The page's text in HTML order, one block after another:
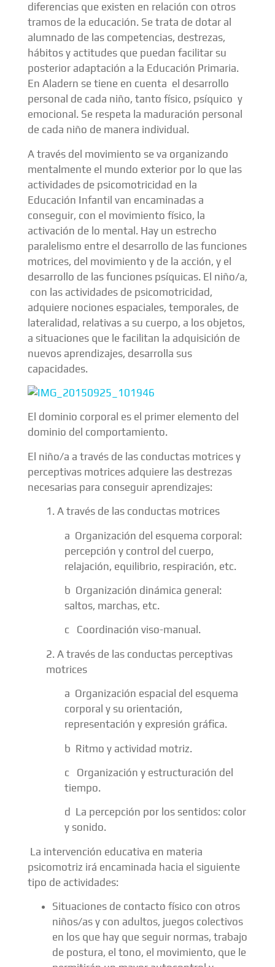
diferencias que existen en relación con otros
tramos de la educación. Se trata de dotar al
alumnado de las competencias, destrezas,
hábitos y actitudes que puedan facilitar su
posterior adaptación a la Educación Primaria.
En Aladern se tiene en cuenta el desarrollo
personal de cada niño, tanto físico, psíquico y
emocional. Se respeta la maduración personal
de cada niño de manera individual.
A través del movimiento se va organizando
mentalmente el mundo exterior por lo que las
actividades de psicomotricidad en la
Educación Infantil van encaminadas a
conseguir, con el movimiento físico, la
activación de lo mental. Hay un estrecho
paralelismo entre el desarrollo de las funciones
motrices, del movimiento y de la acción, y el
desarrollo de las funciones psíquicas. El niño/a,
con las actividades de psicomotricidad,
adquiere nociones espaciales, temporales, de
lateralidad, relativas a su cuerpo, a los objetos,
a situaciones que le facilitan la adquisición de
nuevos aprendizajes, desarrolla sus
capacidades.
El dominio corporal es el primer elemento del
dominio del comportamiento.
El niño/a a través de las conductas motrices y
perceptivas motrices adquiere las destrezas
necesarias para conseguir aprendizajes:
1. A través de las conductas motrices
a Organización del esquema corporal:
percepción y control del cuerpo,
relajación, equilibrio, respiración, etc.
b Organización dinámica general:
saltos, marchas, etc.
c Coordinación viso-manual.
2. A través de las conductas perceptivas
motrices
a Organización espacial del esquema
corporal y su orientación,
representación y expresión gráfica.
b Ritmo y actividad motriz.
c Organización y estructuración del
tiempo.
d La percepción por los sentidos: color
y sonido.
La intervención educativa en materia
psicomotriz irá encaminada hacia el siguiente
tipo de actividades:
Situaciones de contacto físico con otros
niños/as y con adultos, juegos colectivos
en los que hay que seguir normas, trabajo
de postura, el tono, el movimiento, que le